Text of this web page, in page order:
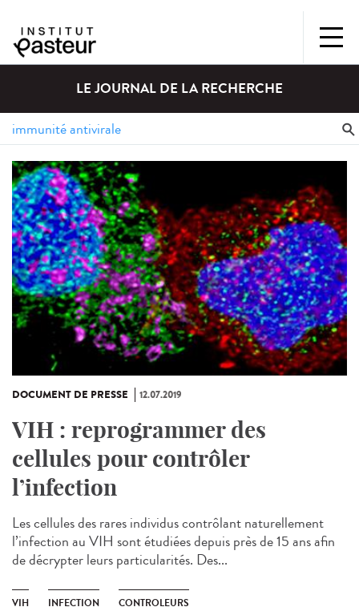
LE JOURNAL DE LA RECHERCHE
DOCUMENT DE PRESSE 12.07.2019
VIH : reprogrammer des
cellules pour contrôler
l’infection
Les cellules des rares individus contrôlant naturellement
l’infection au VIH sont étudiées depuis près de 15 ans afin
de décrypter leurs particularités. Des...
VIH INFECTION CONTROLEURS